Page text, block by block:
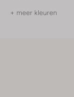
+ meer kleuren